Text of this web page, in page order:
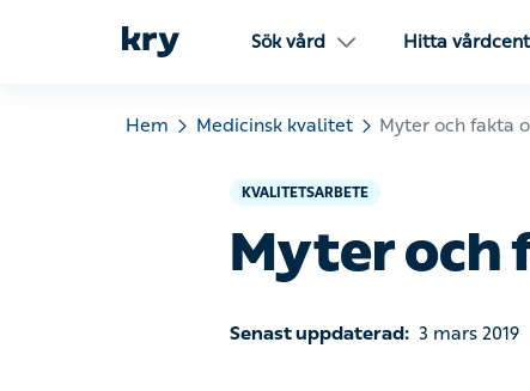
Sök vård Hitta
Hem Medicinsk kvalitet Myter och fakta om
KVALITETSARBETE
Myter och
Senast uppdaterad: 3 mars 2019